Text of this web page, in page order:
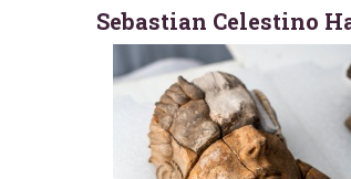
Sebastian Celestino